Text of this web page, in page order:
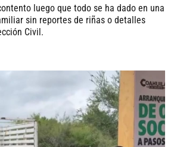
luego que todo se ha dado en una
sin reportes de riñas o detalles
Civil.